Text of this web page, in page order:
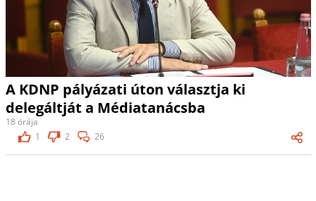
A KDNP pályázati úton választja ki
delegáltját a Médiatanácsba
18 órája
1
2 26